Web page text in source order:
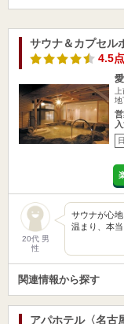
サウナ＆カプセル
4.5点
地
20代 男
性
サウナが心
温まり、本
関連情報から探す
アパホテル〈名古